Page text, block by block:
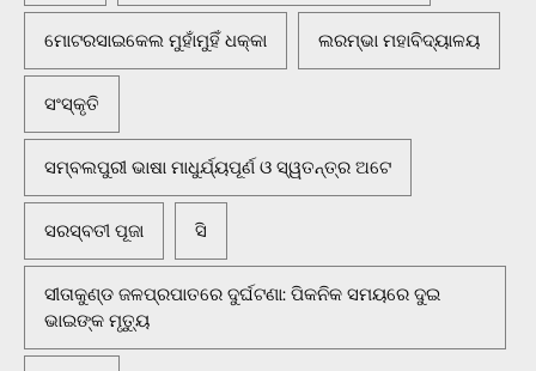
ମୋଟରସାଇକେଲ ମୁହାଁମୁହିଁ ଧକ୍କା ଲରମ୍ଭା ମହାବିଦ୍ୟାଳୟ
ସଂସ୍କୃତି
ସମ୍ବଲପୁରୀ ଭାଷା ମାଧୁର୍ଯ୍ୟପୂର୍ଣ ଓ ସ୍ୱତନ୍ତ୍ର ଅଟେ
ସରସ୍ବତୀ ପୂଜା ସି
ସୀତାକୁଣ୍ଡ ଜଳପ୍ରପାତରେ ଦୁର୍ଘଟଣା: ପିକନିକ ସମୟରେ ଦୁଇ
ଭାଇଙ୍କ ମୃତ୍ୟୁ